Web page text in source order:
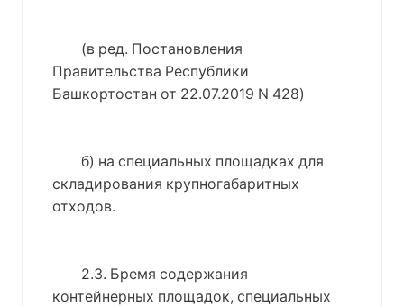
(в ред. Постановления
Правительства Республики
Башкортостан от 22.07.2019 N 428)
б) на специальных площадках для
складирования крупногабаритных
отходов.
2.3. Бремя содержания
контейнерных площадок, специальных